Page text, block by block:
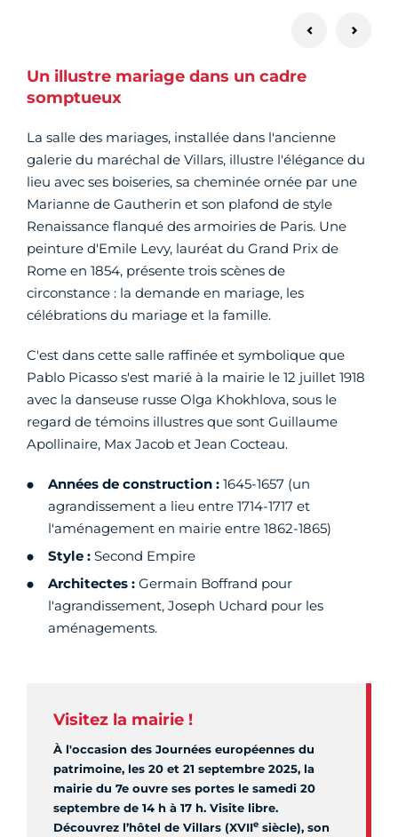
Un illustre mariage dans un cadre
somptueux
La salle des mariages, installée dans l'ancienne
galerie du maréchal de Villars, illustre l'élégance du
lieu avec ses boiseries, sa cheminée ornée par une
Marianne de Gautherin et son plafond de style
Renaissance flanqué des armoiries de Paris. Une
peinture d'Emile Levy, lauréat du Grand Prix de
Rome en 1854, présente trois scènes de
circonstance : la demande en mariage, les
célébrations du mariage et la famille.
C'est dans cette salle raffinée et symbolique que
Pablo Picasso s'est marié à la mairie le 12 juillet 1918
avec la danseuse russe Olga Khokhlova, sous le
regard de témoins illustres que sont Guillaume
Apollinaire, Max Jacob et Jean Cocteau.
Années de construction : 1645-1657 (un
agrandissement a lieu entre 1714-1717 et
l'aménagement en mairie entre 1862-1865)
Style : Second Empire
Architectes : Germain Boffrand pour
l'agrandissement, Joseph Uchard pour les
aménagements.
Visitez la mairie !
À l'occasion des Journées européennes du
patrimoine, les 20 et 21 septembre 2025, la
mairie du 7e ouvre ses portes le samedi 20
septembre de 14 h à 17 h. Visite libre.
Découvrez l’hôtel de Villars (XVIIe siècle), son